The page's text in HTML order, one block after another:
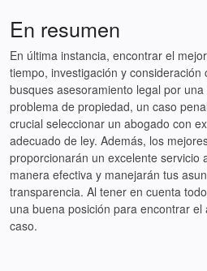
En resumen
En última instancia, encontrar el
tiempo, investigación y consideración
busques asesoramiento legal por
problema de propiedad, un caso
crucial seleccionar un abogado con
adecuado de ley. Además, los
proporcionarán un excelente servicio
manera efectiva y manejarán tus
transparencia. Al tener en cuenta
una buena posición para encontrar
caso.